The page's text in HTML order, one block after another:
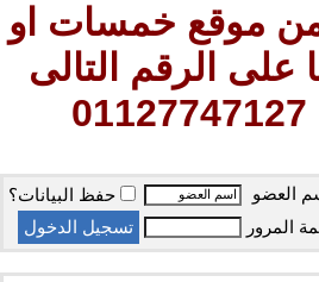
موقع خمسات او
على الرقم التالى
العضو
حفظ البيانات؟
المرور